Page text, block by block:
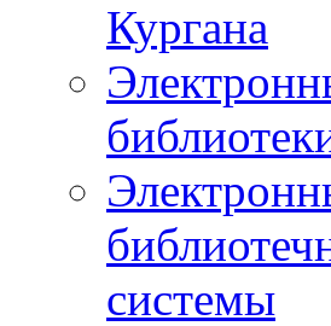
Кургана
системы